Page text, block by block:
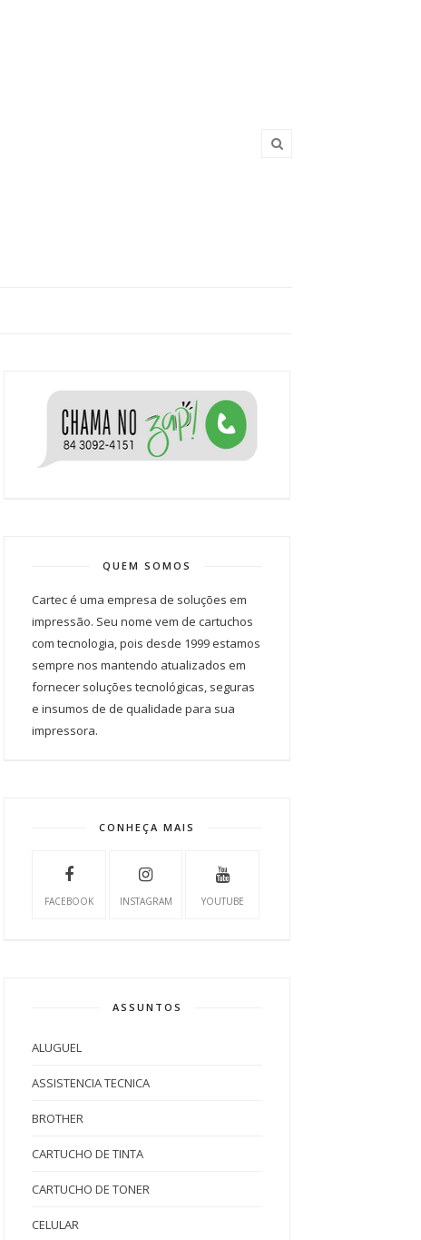
QUEM SOMOS
Cartec é uma empresa de soluções em
impressão. Seu nome vem de cartuchos
com tecnologia, pois desde 1999 estamos
sempre nos mantendo atualizados em
fornecer soluções tecnológicas, seguras
e insumos de de qualidade para sua
impressora.
CONHEÇA MAIS
FACEBOOK INSTAGRAM YOUTUBE
ASSUNTOS
ALUGUEL
ASSISTENCIA TECNICA
BROTHER
CARTUCHO DE TINTA
CARTUCHO DE TONER
CELULAR